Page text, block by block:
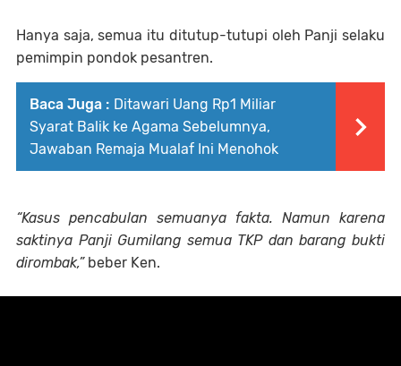
Hanya saja, semua itu ditutup-tutupi oleh Panji selaku
pemimpin pondok pesantren.
Baca Juga : Ditawari Uang Rp1 Miliar
Syarat Balik ke Agama Sebelumnya,
Jawaban Remaja Mualaf Ini Menohok
“Kasus pencabulan semuanya fakta. Namun karena
saktinya Panji Gumilang semua TKP dan barang bukti
dirombak,”beber Ken.